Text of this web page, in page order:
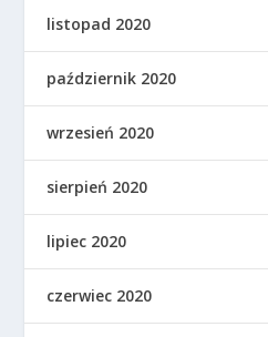
listopad 2020
październik 2020
wrzesień 2020
sierpień 2020
lipiec 2020
czerwiec 2020